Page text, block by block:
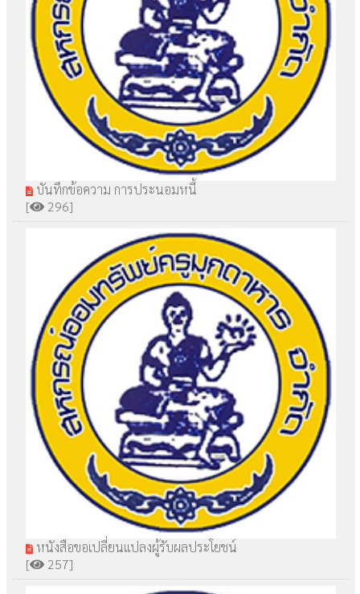
บันทึกข้อความ การประนอมหนี้
[
296]
หนังสือขอเปลี่ยนแปลงผู้รับผลประโยชน์
[
257]